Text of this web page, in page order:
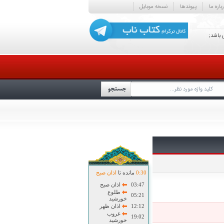
ما پیوندها نسخه موبایل
باشد;
0:30 مانده تا اذان صبح
03:47
اذان صبح
05:21
طلوع
خورشید
12:12
اذان ظهر
19:02
غروب
خورشید